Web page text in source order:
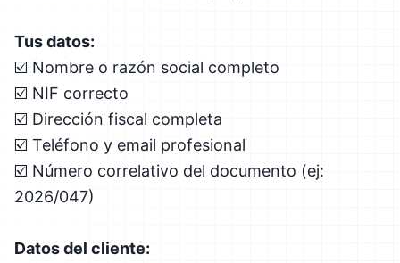
Tus datos:
☑️ Nombre o razón social completo
☑️ NIF correcto
☑️ Dirección fiscal completa
☑️ Teléfono y email profesional
☑️ Número correlativo del documento (ej:
2026/047)
Datos del cliente: